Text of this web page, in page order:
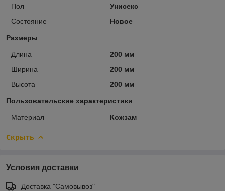
Пол
Унисекс
Состояние
Новое
Размеры
Длина
200 мм
Ширина
200 мм
Высота
200 мм
Пользовательские характеристики
Материал Кожзам
Скрыть
Условия доставки
Доставка "Самовывоз"